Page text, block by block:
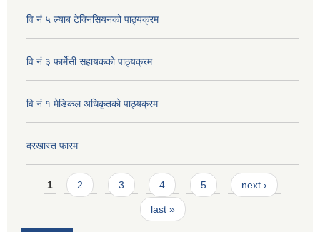
वि नं ५ ल्याब टेक्निसियनको पाठ्यक्रम
वि नं ३ फार्मेसी सहायकको पाठ्यक्रम
वि नं १ मेडिकल अधिकृतको पाठ्यक्रम
दरखास्त फारम
Pages
1 2 3 4 5 next ›
last »